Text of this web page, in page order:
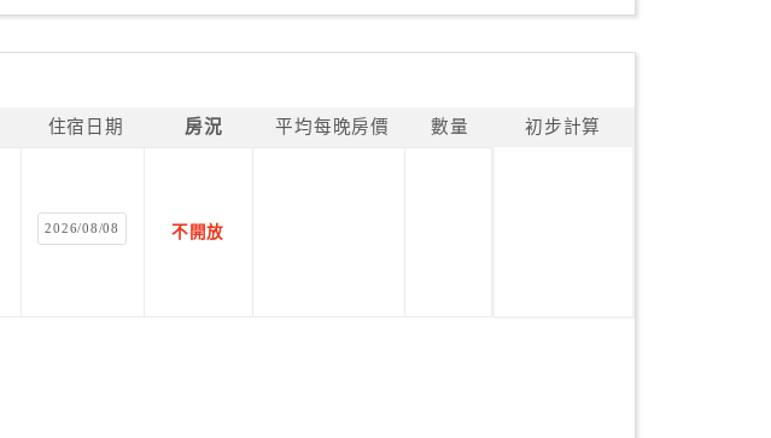
住宿日期 房況 平均每晚房價 數量 初步計算
2026/08/08 不開放